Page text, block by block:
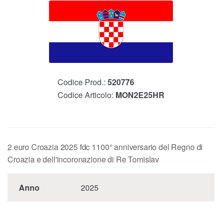
Codice Prod.: 520776
Codice Articolo: MON2E25HR
2 euro Croazia 2025 fdc 1100° anniversario del Regno di
Croazia e dell'incoronazione di Re Tomislav
Anno 2025